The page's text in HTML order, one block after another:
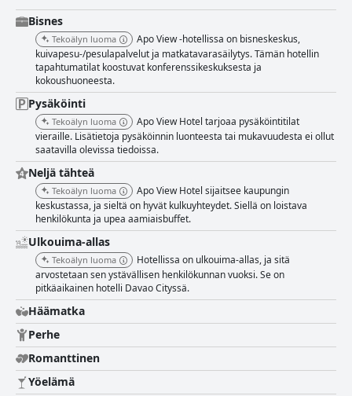
Bisnes
Tekoälyn luoma
Apo View -hotellissa on bisneskeskus,
kuivapesu-/pesulapalvelut ja matkatavarasäilytys. Tämän hotellin
tapahtumatilat koostuvat konferenssikeskuksesta ja
kokoushuoneesta.
Pysäköinti
Tekoälyn luoma
Apo View Hotel tarjoaa pysäköintitilat
vieraille. Lisätietoja pysäköinnin luonteesta tai mukavuudesta ei ollut
saatavilla olevissa tiedoissa.
Neljä tähteä
Tekoälyn luoma
Apo View Hotel sijaitsee kaupungin
keskustassa, ja sieltä on hyvät kulkuyhteydet. Siellä on loistava
henkilökunta ja upea aamiaisbuffet.
Ulkouima-allas
Tekoälyn luoma
Hotellissa on ulkouima-allas, ja sitä
arvostetaan sen ystävällisen henkilökunnan vuoksi. Se on
pitkäaikainen hotelli Davao Cityssä.
Häämatka
Perhe
Romanttinen
Yöelämä